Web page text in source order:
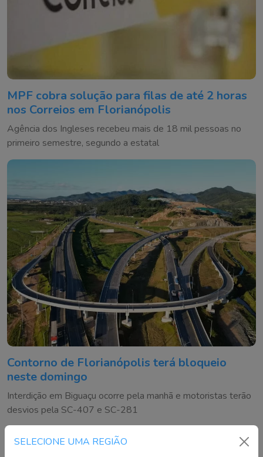
SELECIONE UMA REGIÃO
MPF cobra solução para filas de até 2 horas
nos Correios em Florianópolis
Agência dos Ingleses recebeu mais de 18 mil pessoas no
primeiro semestre, segundo a estatal
Contorno de Florianópolis terá bloqueio
neste domingo
Interdição em Biguaçu ocorre pela manhã e motoristas terão
desvios pela SC-407 e SC-281